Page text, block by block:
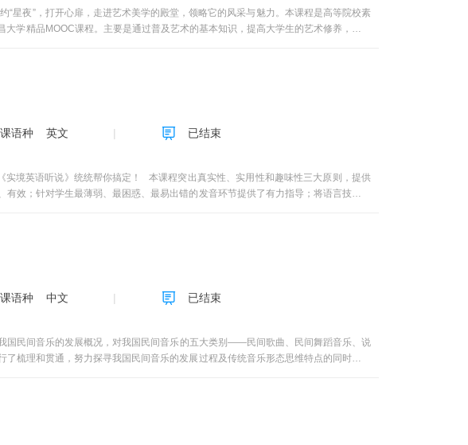
星夜”，打开心扉，走进艺术美学的殿堂，领略它的风采与魅力。本课程是高等院校素
学精品MOOC课程。主要是通过普及艺术的基本知识，提高大学生的艺术修养，培养
、科学、文学、历史、哲学等之间的密切关系。本课程特色体现为三个结合：一是将
向大学生介绍大量中外艺术史上的优秀艺术家与优秀艺术作品；另一方面又随时结合
不同地域的、民族的艺术特色、文化特性。三是将艺术学与美学、文化学等相关学科
各艺术门类之间的相互关联、异同属性，在教学中融会贯通；另一方面引导学生运用
艺术的星空》将带给你探索未知世界的无畏与自信，帮助你驱走黑暗与孤单，纾解内
。 课程主持人简介 何世剑，1979年6月生，男，江西萍乡人。南昌大学艺术学院
《河北学刊》《戏曲研究》等期刊发表论文80余篇，被《中国社会科学文摘》、中国
语种 英文 已结束
英语听说》统统帮你搞定！ 本课程突出真实性、实用性和趣味性三大原则，提供
效；针对学生最薄弱、最困惑、最易出错的发音环节提供了有力指导；将语言技能与
语种 中文 已结束
民间音乐的发展概况，对我国民间音乐的五大类别——民间歌曲、民间舞蹈音乐、说
梳理和贯通，努力探寻我国民间音乐的发展过程及传统音乐形态思维特点的同时，较
纳总结，让学习者全面了解我国民间音乐的发展概况。 二、注重理论的概括，从大
课形式。其目的是提高学习者的学习兴趣、丰富学习经历、拓宽学习视野，有助于提